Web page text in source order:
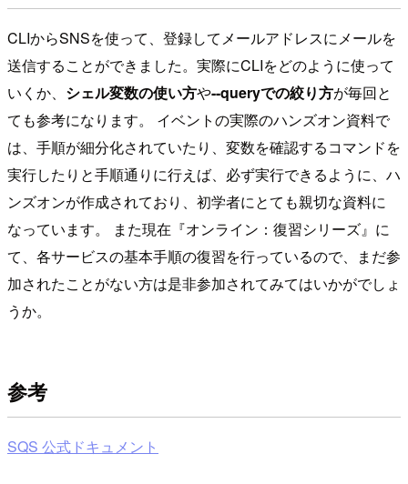
CLIからSNSを使って、登録してメールアドレスにメールを
送信することができました。実際にCLIをどのように使って
いくか、 シェル変数の使い方や--queryでの絞り方が毎回と
ても参考になります。 イベントの実際のハンズオン資料で
は、手順が細分化されていたり、変数を確認するコマンドを
実行したりと手順通りに行えば、必ず実行できるように、ハ
ンズオンが作成されており、初学者にとても親切な資料に
なっています。 また現在『オンライン：復習シリーズ』に
て、各サービスの基本手順の復習を行っているので、まだ参
加されたことがない方は是非参加されてみてはいかがでしょ
うか。
参考
SQS 公式ドキュメント